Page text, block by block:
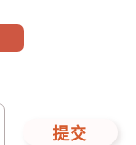
提交